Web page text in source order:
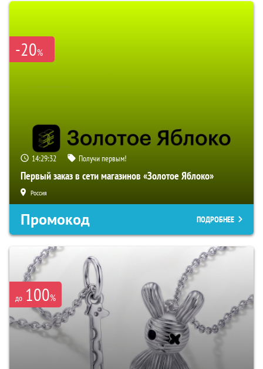
-20%
14:29:31 Получи первым!
Первый заказ в сети магазинов «Золотое Яблоко»
Россия
Промокод ПОДРОБНЕЕ
до 100%